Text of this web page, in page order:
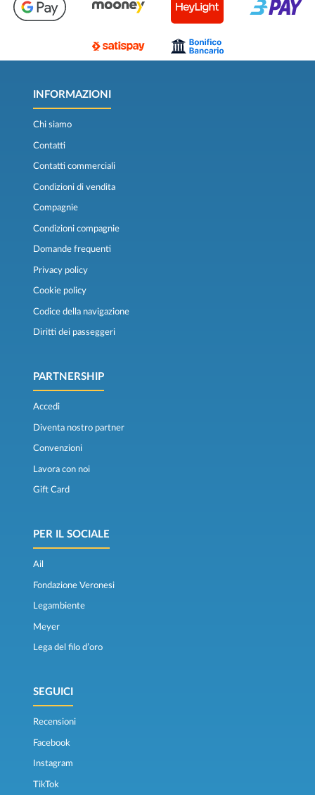
INFORMAZIONI
Chi siamo
Contatti
Contatti commerciali
Condizioni di vendita
Compagnie
Condizioni compagnie
Domande frequenti
Privacy policy
Cookie policy
Codice della navigazione
Diritti dei passeggeri
PARTNERSHIP
Accedi
Diventa nostro partner
Convenzioni
Lavora con noi
Gift Card
PER IL SOCIALE
Ail
Fondazione Veronesi
Legambiente
Meyer
Lega del filo d’oro
SEGUICI
Recensioni
Facebook
Instagram
TikTok